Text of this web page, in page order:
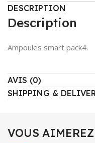
DESCRIPTION
Description
Ampoules smart pack4.
AVIS (0)
SHIPPING &
VOUS